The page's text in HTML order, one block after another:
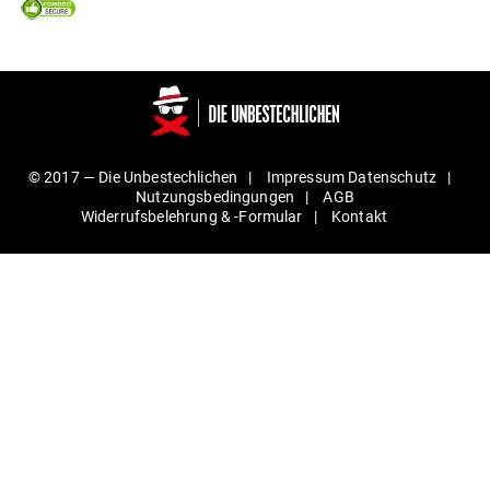
© 2017 — Die Unbestechlichen Impressum Daten­schutz
Nut­zungs­be­din­gungen
AGB
Wider­rufs­be­lehrung & ‑For­mular
Kontakt